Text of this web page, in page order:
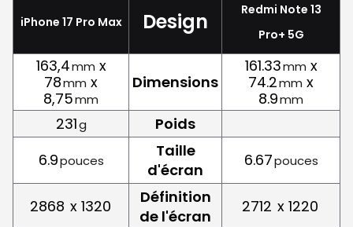
iPhone 17 Pro Max Design
Redmi Note 13
Pro+ 5G
163,4mm x
78mm x
8,75mm
Dimensions
161.33mm x
74.2mm x
8.9mm
231g
Poids
6.9pouces
Taille
d'écran
6.67pouces
2868 x 1320
Définition
de l'écran
2712 x 1220